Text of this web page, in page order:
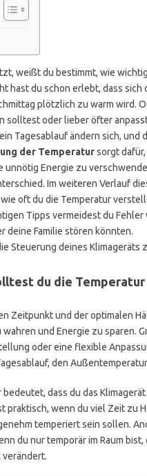
weißt du bestimmt, wie
hast du schon erlebt, dass sich
plötzlich zu warm wird.
solltest oder lieber öfter
Tagesablauf ändern sich, und
der Temperatursorgt dafür,
unnötig Energie zu
Im weiteren Verlauf
oft du die Temperatur
Tipps vermeidest du
deine Familie stören könnten.
Steuerung deines Klimageräts
du die
Zeitpunkt und der optimalen
und Energie zu sparen.
oder eine flexible
den
dass du das
praktisch, wenn du viel Zeit zu
temperiert sein sollen.
du nur temporär im Raum